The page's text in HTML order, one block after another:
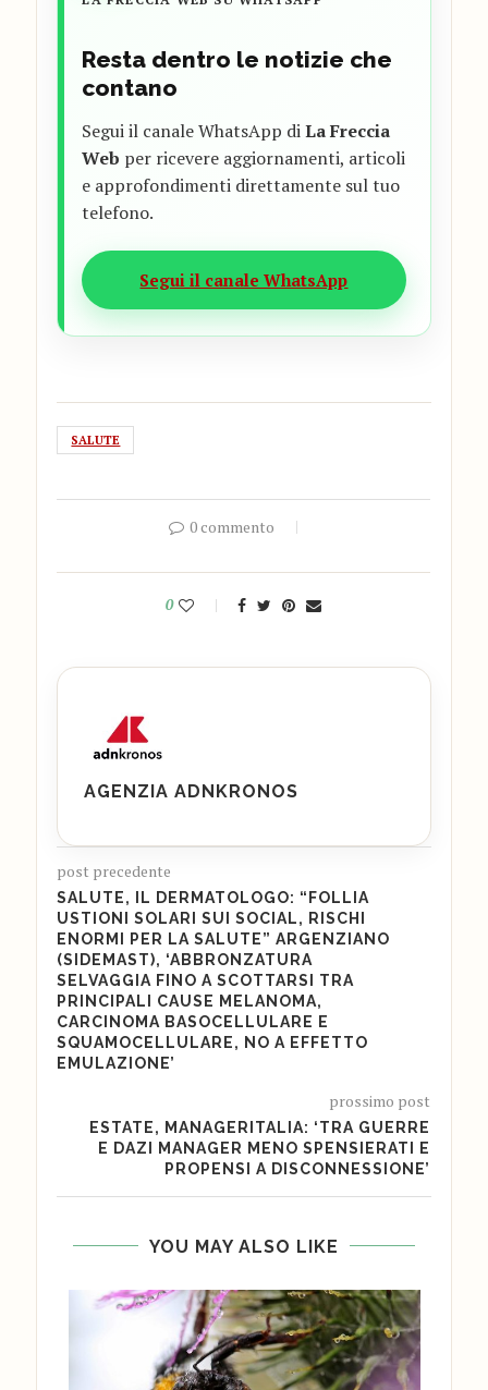
Resta dentro le notizie che
contano
Segui il canale WhatsApp diLa Freccia
Web per ricevere aggiornamenti, articoli
e approfondimenti direttamente sul tuo
telefono.
Segui il canale WhatsApp
SALUTE
0 commento
0
AGENZIA ADNKRONOS
post precedente
SALUTE, IL DERMATOLOGO: “FOLLIA
USTIONI SOLARI SUI SOCIAL, RISCHI
ENORMI PER LA SALUTE” ARGENZIANO
(SIDEMAST), ‘ABBRONZATURA
SELVAGGIA FINO A SCOTTARSI TRA
PRINCIPALI CAUSE MELANOMA,
CARCINOMA BASOCELLULARE E
SQUAMOCELLULARE, NO A EFFETTO
EMULAZIONE’
prossimo post
ESTATE, MANAGERITALIA: ‘TRA GUERRE
E DAZI MANAGER MENO SPENSIERATI E
PROPENSI A DISCONNESSIONE’
YOU MAY ALSO LIKE